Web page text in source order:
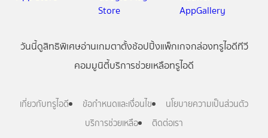
วันนี้ดูสิทธิพิเศษอ่านเกมตาตั้งช้อปปิ้งแพ็กเกจกล่องทรูไอดีทีวี
คอมมูนิตี้บริการช่วยเหลือทรูไอดี
เกี่ยวกับทรูไอดี ข้อกำหนดและเงื่อนไข
นโยบายความเป็นส่วนตัว
บริการช่วยเหลือ
ติดต่อเรา